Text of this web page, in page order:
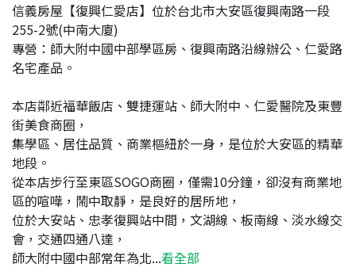
信義房屋【復興仁愛店】位於台北市大安區復興南路一段
255-2號(中南大廈)
專營：師大附中國中部學區房、復興南路沿線辦公、仁愛路
名宅產品。
本店鄰近福華飯店、雙捷運站、師大附中、仁愛醫院及東豐
街美食商圈，
集學區、居住品質、商業樞紐於一身，是位於大安區的精華
地段。
從本店步行至東區SOGO商圈，僅需10分鐘，卻沒有商業地
區的喧嘩，鬧中取靜，是良好的居所地，
位於大安站、忠孝復興站中間，文湖線、板南線、淡水線交
會，交通四通八達，
師大附中國中部常年為北...看全部